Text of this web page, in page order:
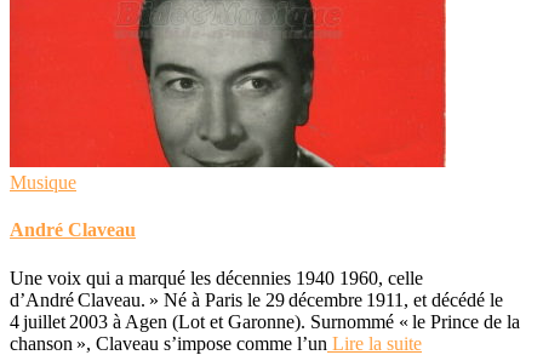
Musique
André Claveau
Une voix qui a marqué les décennies 1940 1960, celle
d’André Claveau. » Né à Paris le 29 décembre 1911, et décédé le
4 juillet 2003 à Agen (Lot et Garonne). Surnommé « le Prince de la
chanson », Claveau s’impose comme l’un Lire la suite